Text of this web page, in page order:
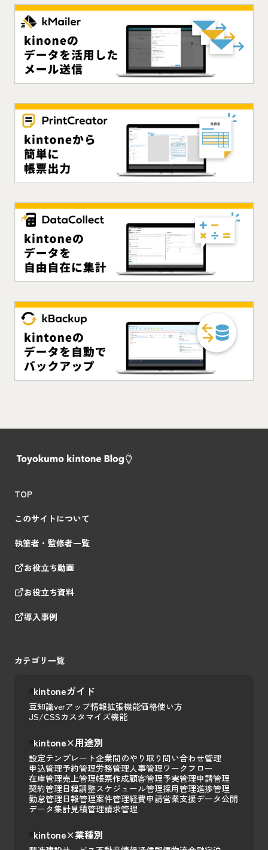
TOP
このサイトについて
執筆者・監修者一覧
お役立ち動画
お役立ち資料
導入事例
カテゴリ一覧
kintoneガイド
豆知識verアップ情報拡張機能価格使い方
JS/CSSカスタマイズ機能
kintone×用途別
設定テンプレート企業間のやり取り 問い合わせ管理
申込管理予約管理労務管理人事管理ワークフロー
在庫管理売上管理帳票作成顧客管理予実管理申請管理
契約管理日程調整スケジュール管理採用管理進捗管理
勤怠管理日報管理案件管理経費申請営業支援データ公開
データ集計見積管理請求管理
kintone×業種別